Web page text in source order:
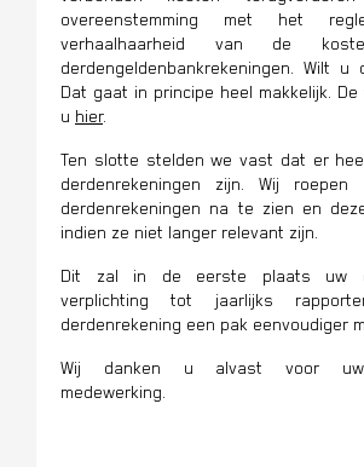
overeenstemming met het
verhaalhaarheid van de
derdengeldenbankrekeningen. Wilt u
Dat gaat in principe heel makkelijk.
u hier.
Ten slotte stelden we vast dat er
derdenrekeningen zijn. Wij
derdenrekeningen na te zien en
indien ze niet langer relevant zijn.
Dit zal in de eerste plaats uw
verplichting tot jaarlijks
derdenrekening een pak eenvoudiger
Wij danken u alvast voor uw
medewerking.